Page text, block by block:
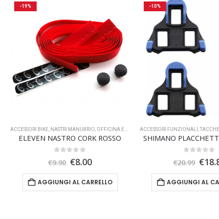
-19%
ACCESSORI BIKE, NASTRI MANUBRIO OFFICINA E RIPARAZIONE
ELEVEN NASTRO CORK ROSSO
€9.90 Il
originale
era:
€8.00Il
attuale
è:
AGGIUNGI AL CARRELLO
-10%
ACCESSORI FUNZIONALI
SHIMANO
€20.99 Il
era:
€
AGGIUNGI AL